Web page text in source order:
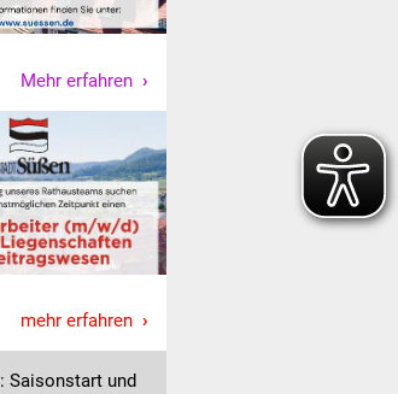
Mehr erfahren
mehr erfahren
Saisonstart und